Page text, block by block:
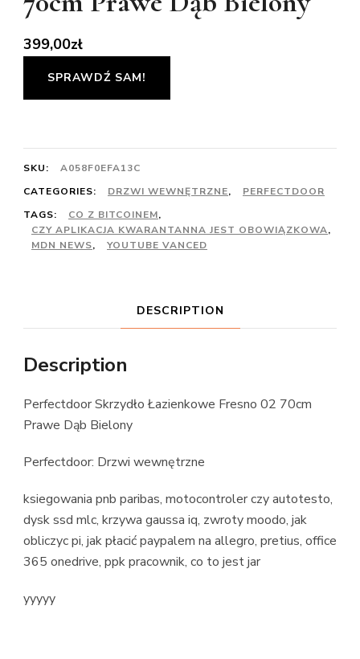
399,00zł
SPRAWDŹ SAM!
SKU:
A058F0EFA13C
CATEGORIES:
DRZWI WEWNĘTRZNE,
PERFECTDOOR
TAGS:
CO Z BITCOINEM,
CZY APLIKACJA KWARANTANNA JEST OBOWIĄZKOWA,
MDN NEWS, YOUTUBE VANCED
DESCRIPTION
Description
Perfectdoor Skrzydło Łazienkowe Fresno 02 70cm
Prawe Dąb Bielony
Perfectdoor: Drzwi wewnętrzne
ksiegowania pnb paribas, motocontroler czy autotesto,
dysk ssd mlc, krzywa gaussa iq, zwroty moodo, jak
obliczyc pi, jak płacić paypalem na allegro, pretius, office
365 onedrive, ppk pracownik, co to jest jar
yyyyy